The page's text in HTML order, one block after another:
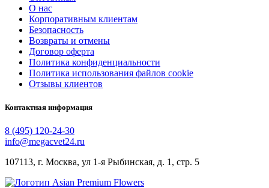
О нас
Корпоративным клиентам
Безопасность
Возвраты и отмены
Договор оферта
Политика конфиденциальности
Политика использования файлов cookie
Отзывы клиентов
Контактная информация
8 (495) 120-24-30
info@megacvet24.ru
107113, г. Москва, ул 1-я Рыбинская, д. 1, стр. 5